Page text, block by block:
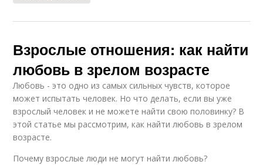
Взрослые отношения: как найти
любовь в зрелом возрасте
Любовь - это одно из самых сильных чувств, которое
может испытать человек. Но что делать, если вы уже
взрослый человек и не можете найти свою половинку? В
этой статье мы рассмотрим, как найти любовь в зрелом
возрасте.
Почему взрослые люди не могут найти любовь?